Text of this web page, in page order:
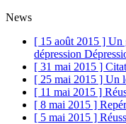
News
[ 15 août 2015 ] Un
dépression
[ 31 mai 2015 ]
[ 25 mai 2015 ] Un
[ 11 mai 2015 ]
[ 8 mai 2015 ]
[ 5 mai 2015 ]